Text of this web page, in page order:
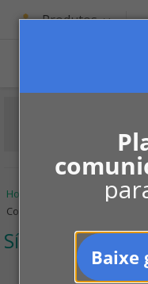
Baixe
Produtos
Home
Condenação milionária
Síndico